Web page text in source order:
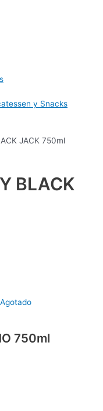
y Snacks
JACK 750ml
BLACK
Agotado
750ml